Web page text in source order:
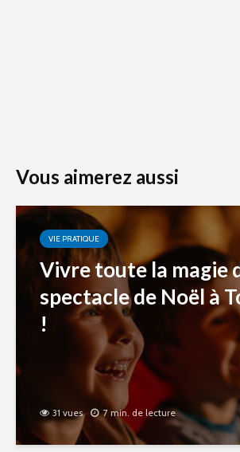
Vous aimerez aussi
VIE PRATIQUE
Vivre toute la magie
spectacle de Noël à
!
31 vues 7 min. de lecture